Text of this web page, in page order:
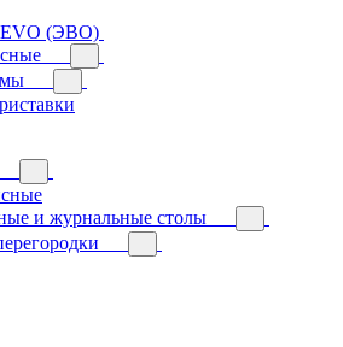
EVO (ЭВО)
и журнальные столы